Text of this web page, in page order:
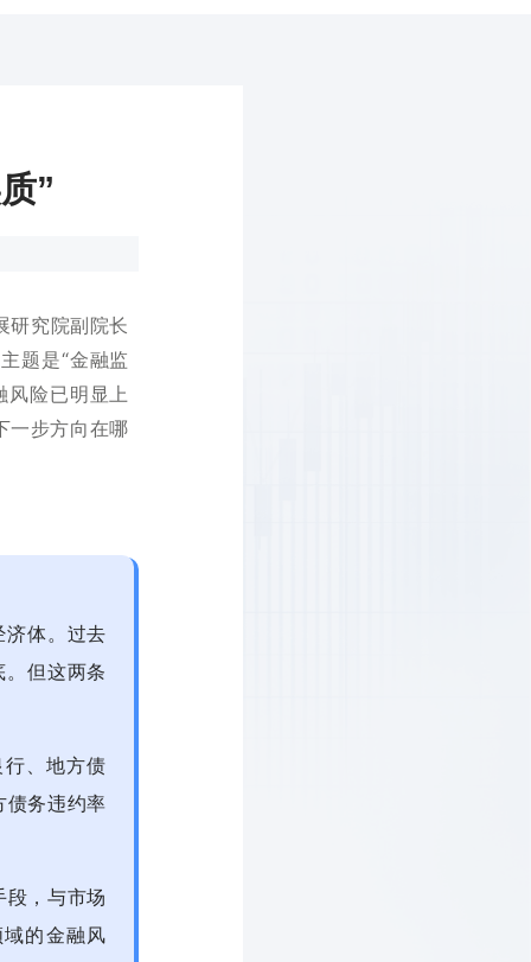
”
研究院副院长
题是“金融监
险已明显上
一步方向在哪
体。 过去
但这两条
、地方债
债务违约率
，与市场
的金融风